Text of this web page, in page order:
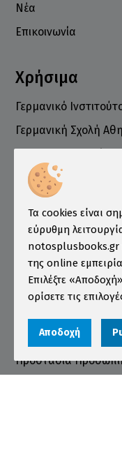
Νέα
Επικοινωνία
Χρήσιμα
Γερμανικό
Γερμανική Σχολή
Επιμελητήριο
Ινστιτούτο ÖSD
Πληροφορίες
Τρόποι Παραγγελίας
Τρόποι Πληρωμής
Τρόποι Αποστολής
Όροι χρήσης
Προστασία
Τα cookies είναι
εύρυθμη
notosplusbooks.gr
της online
Επιλέξτε
ορίσετε τις
Αποδοχή